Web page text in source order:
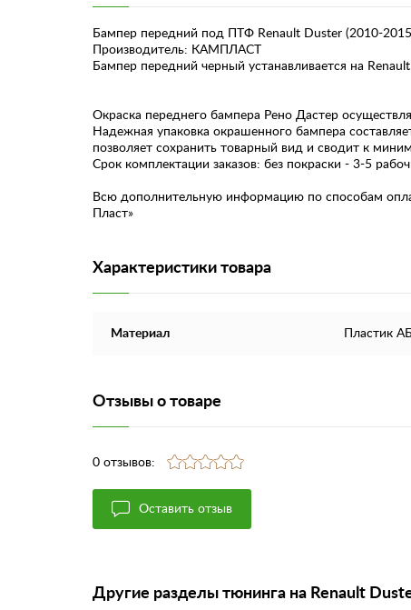
Бампер передний под ПТФ Renault Duster (2010-
Производитель: КАМПЛАСТ
Бампер передний черный устанавливается на
Окраска переднего бампера Рено Дастер
Надежная упаковка окрашенного бампера
позволяет сохранить товарный вид и сводит к
Срок комплектации заказов: без покраски - 3-5
Всю дополнительную информацию по способам
Пласт»
Характеристики товара
Материал Пластик
Отзывы о товаре
0 отзывов:
Оставить отзыв
Другие разделы тюнинга на Renault